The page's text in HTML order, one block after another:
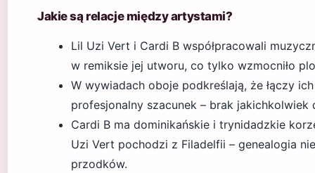
Jakie są relacje między artystami?
Lil Uzi Vert i Cardi B współpracowali
w remiksie jej utworu, co tylko wzmocniło
W wywiadach oboje podkreślają, że łączy
profesjonalny szacunek – brak
Cardi B ma dominikańskie i trynidadzkie
Uzi Vert pochodzi z Filadelfii – genealogia
przodków.